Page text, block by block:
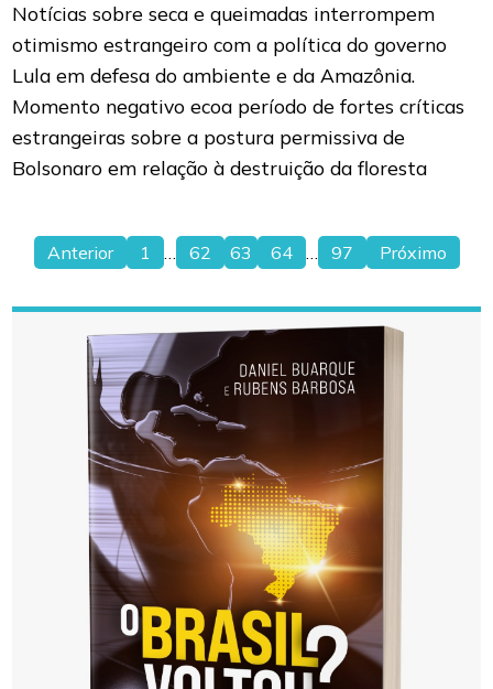
Notícias sobre seca e queimadas interrompem
otimismo estrangeiro com a política do governo
Lula em defesa do ambiente e da Amazônia.
Momento negativo ecoa período de fortes críticas
estrangeiras sobre a postura permissiva de
Bolsonaro em relação à destruição da floresta
Paginação
de
posts
Anterior 1 … 62 63 64 … 97 Próximo